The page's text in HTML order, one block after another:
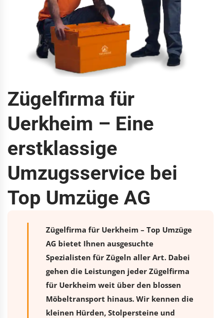
Zügelfirma für
Uerkheim – Eine
erstklassige
Umzugsservice bei
Top Umzüge AG
Zügelfirma für Uerkheim – Top Umzüge
AG bietet Ihnen ausgesuchte
Spezialisten für Zügeln aller Art. Dabei
gehen die Leistungen jeder Zügelfirma
für Uerkheim weit über den blossen
Möbeltransport hinaus. Wir kennen die
kleinen Hürden, Stolpersteine und